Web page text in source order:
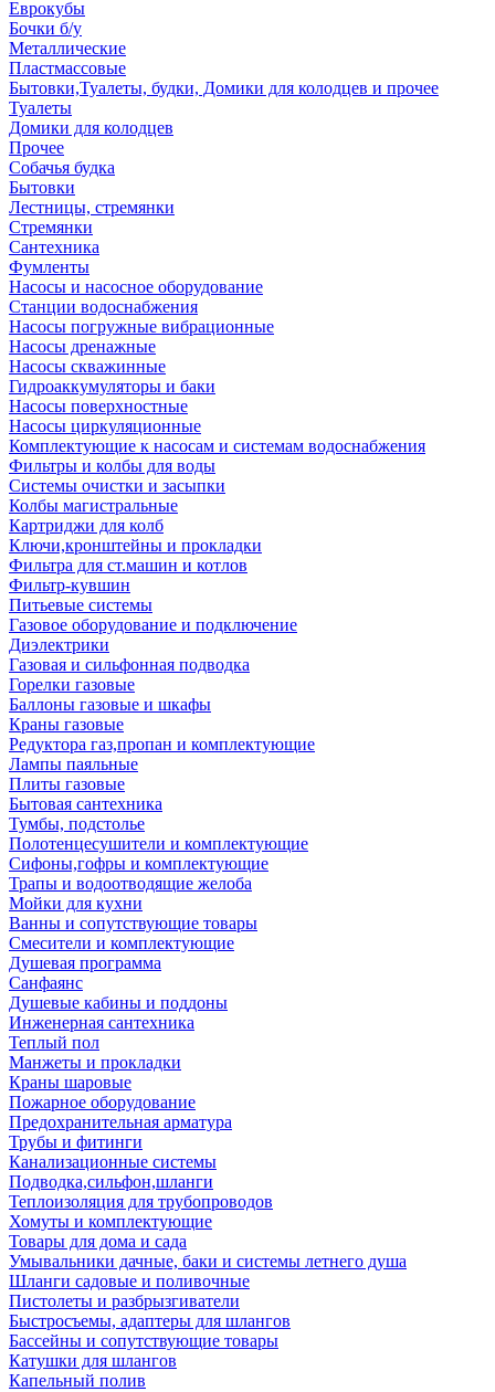
Еврокубы
Бочки б/у
Металлические
Пластмассовые
Бытовки,Туалеты, будки, Домики для колодцев и прочее
Туалеты
Домики для колодцев
Прочее
Собачья будка
Бытовки
Лестницы, стремянки
Стремянки
Сантехника
Фумленты
Насосы и насосное оборудование
Станции водоснабжения
Насосы погружные вибрационные
Насосы дренажные
Насосы скважинные
Гидроаккумуляторы и баки
Насосы поверхностные
Насосы циркуляционные
Комплектующие к насосам и системам водоснабжения
Фильтры и колбы для воды
Системы очистки и засыпки
Колбы магистральные
Картриджи для колб
Ключи,кронштейны и прокладки
Фильтра для ст.машин и котлов
Фильтр-кувшин
Питьевые системы
Газовое оборудование и подключение
Диэлектрики
Газовая и сильфонная подводка
Горелки газовые
Баллоны газовые и шкафы
Краны газовые
Редуктора газ,пропан и комплектующие
Лампы паяльные
Плиты газовые
Бытовая сантехника
Тумбы, подстолье
Полотенцесушители и комплектующие
Сифоны,гофры и комплектующие
Трапы и водоотводящие желоба
Мойки для кухни
Ванны и сопутствующие товары
Смесители и комплектующие
Душевая программа
Санфаянс
Душевые кабины и поддоны
Инженерная сантехника
Теплый пол
Манжеты и прокладки
Краны шаровые
Пожарное оборудование
Предохранительная арматура
Трубы и фитинги
Канализационные системы
Подводка,сильфон,шланги
Теплоизоляция для трубопроводов
Хомуты и комплектующие
Товары для дома и сада
Умывальники дачные, баки и системы летнего душа
Шланги садовые и поливочные
Пистолеты и разбрызгиватели
Быстросъемы, адаптеры для шлангов
Бассейны и сопутствующие товары
Катушки для шлангов
Капельный полив